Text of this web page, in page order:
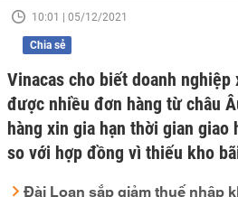
10:01 | 05/12/2021
Chia sẻ
Vinacas cho biết doanh nghiệp
được nhiều đơn hàng từ châu
hàng xin gia hạn thời gian giao
so với hợp đồng vì thiếu kho
Đài Loan sắp giảm thuế nhập